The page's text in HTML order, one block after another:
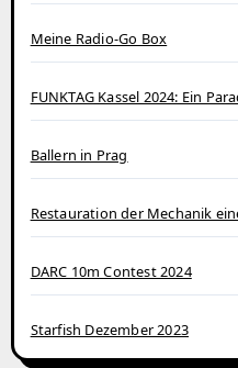
Meine Radio-Go Box
FUNKTAG Kassel 2024: Ein
Ballern in Prag
Restauration der Mechanik
DARC 10m Contest 2024
Starfish Dezember 2023